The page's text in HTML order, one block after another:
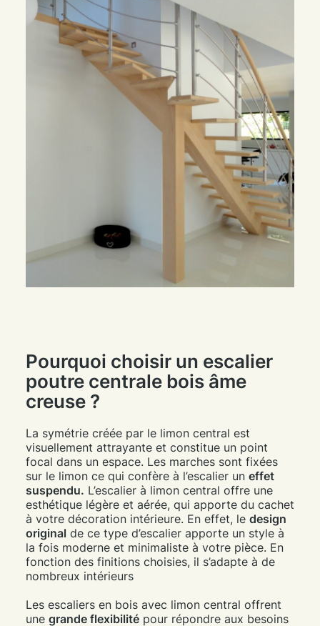
Pourquoi choisir un escalier
poutre centrale bois âme
creuse ?
La symétrie créée par le limon central est
visuellement attrayante et constitue un point
focal dans un espace. Les marches sont fixées
sur le limon ce qui confère à l’escalier un effet
suspendu. L’escalier à limon central offre une
esthétique légère et aérée, qui apporte du cachet
à votre décoration intérieure. En effet, le design
originalde ce type d’escalier apporte un style à
la fois moderne et minimaliste à votre pièce. En
fonction des finitions choisies, il s’adapte à de
nombreux intérieurs
Les escaliers en bois avec limon central offrent
une grande flexibilitépour répondre aux besoins